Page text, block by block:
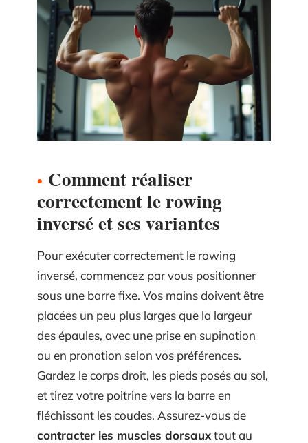
Comment réaliser
correctement le rowing
inversé et ses variantes
Pour exécuter correctement le rowing
inversé, commencez par vous positionner
sous une barre fixe. Vos mains doivent être
placées un peu plus larges que la largeur
des épaules, avec une prise en supination
ou en pronation selon vos préférences.
Gardez le corps droit, les pieds posés au sol,
et tirez votre poitrine vers la barre en
fléchissant les coudes. Assurez-vous de
contracter les muscles dorsauxtout au